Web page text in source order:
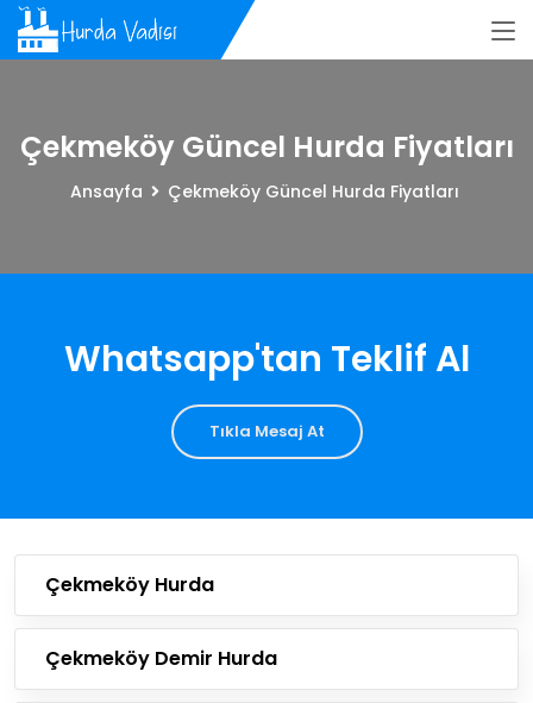
Çekmeköy Güncel Hurda Fiyatları
Ansayfa Çekmeköy Güncel Hurda Fiyatları
Whatsapp'tan Teklif Al
Tıkla Mesaj At
Çekmeköy Hurda
Çekmeköy Demir Hurda